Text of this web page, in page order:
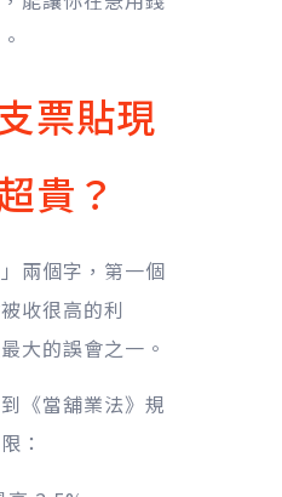
票貼現
貴？
兩個字，第一個
收很高的利
大的誤會之一。
《當舖業法》規
：